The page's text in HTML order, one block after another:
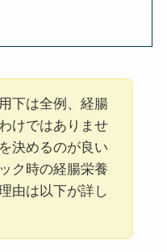
下は全例、経腸
けではありませ
決めるのが良い
ク時の経腸栄養
由は以下が詳し